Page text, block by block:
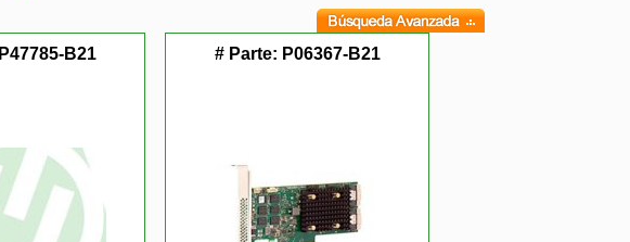
P47785-B21 # Parte: P06367-B21